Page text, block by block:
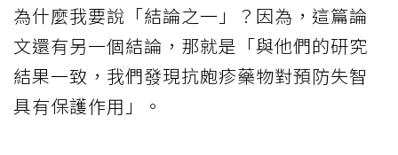
為什麼我要說「結論之一」？因為，這篇論
文還有另一個結論，那就是「與他們的研究
結果一致，我們發現抗皰疹藥物對預防失智
具有保護作用」。